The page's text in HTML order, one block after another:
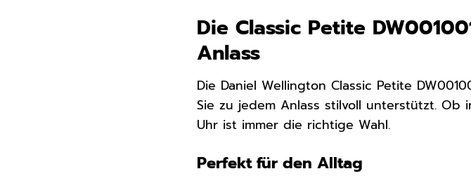
Die Classic Petite
Anlass
Die Daniel Wellington Classic Petite
Sie zu jedem Anlass stilvoll unterstützt. Ob
Uhr ist immer die richtige Wahl.
Perfekt für den Alltag